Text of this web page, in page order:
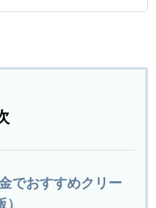
でおすすめクリー